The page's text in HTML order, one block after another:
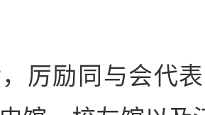
励同与会代表